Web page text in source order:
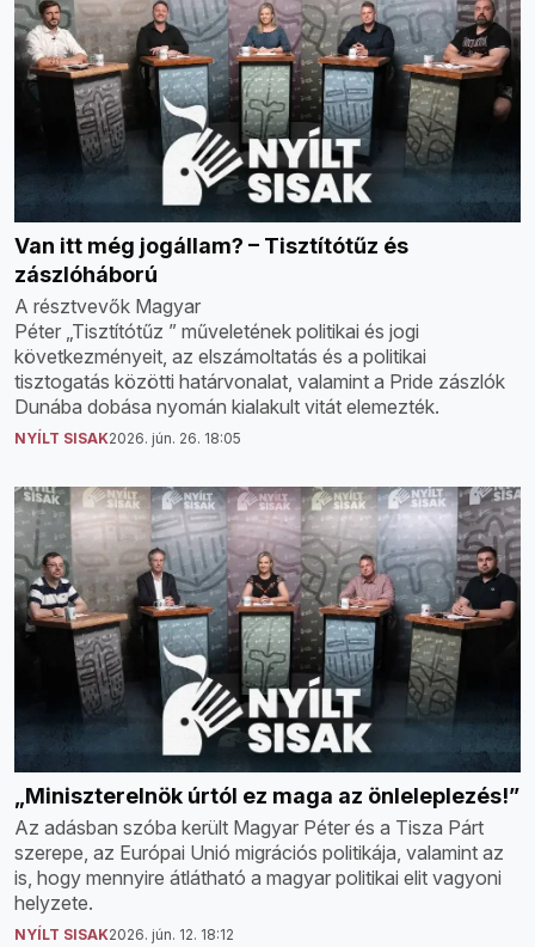
Van itt még jogállam? – Tisztítótűz és
zászlóháború
A résztvevők Magyar
Péter „Tisztítótűz ” műveletének politikai és jogi
következményeit, az elszámoltatás és a politikai
tisztogatás közötti határvonalat, valamint a Pride zászlók
Dunába dobása nyomán kialakult vitát elemezték.
NYÍLT SISAK2026. jún. 26. 18:05
„Miniszterelnök úrtól ez maga az önleleplezés!”
Az adásban szóba került Magyar Péter és a Tisza Párt
szerepe, az Európai Unió migrációs politikája, valamint az
is, hogy mennyire átlátható a magyar politikai elit vagyoni
helyzete.
NYÍLT SISAK2026. jún. 12. 18:12